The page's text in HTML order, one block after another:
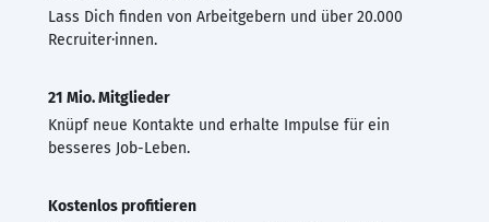
Lass Dich finden von Arbeitgebern und über 20.000
Recruiter·innen.
21 Mio. Mitglieder
Knüpf neue Kontakte und erhalte Impulse für ein
besseres Job-Leben.
Kostenlos profitieren